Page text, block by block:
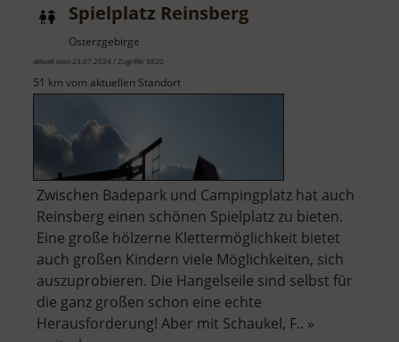
Spielplatz Reinsberg
Osterzgebirge
aktuell vom 23.07.2024 / Zugriffe: 3820
51 km vom aktuellen Standort
Zwischen Badepark und Campingplatz hat auch
Reinsberg einen schönen Spielplatz zu bieten.
Eine große hölzerne Klettermöglichkeit bietet
auch großen Kindern viele Möglichkeiten, sich
auszuprobieren. Die Hangelseile sind selbst für
die ganz großen schon eine echte
Herausforderung! Aber mit Schaukel, F.. »